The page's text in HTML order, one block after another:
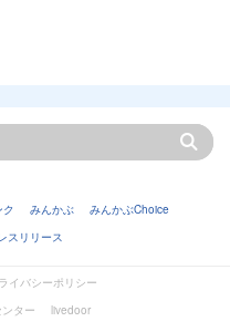
みんかぶ
みんかぶChoice
スリリース
イバシーポリシー
ター
livedoor